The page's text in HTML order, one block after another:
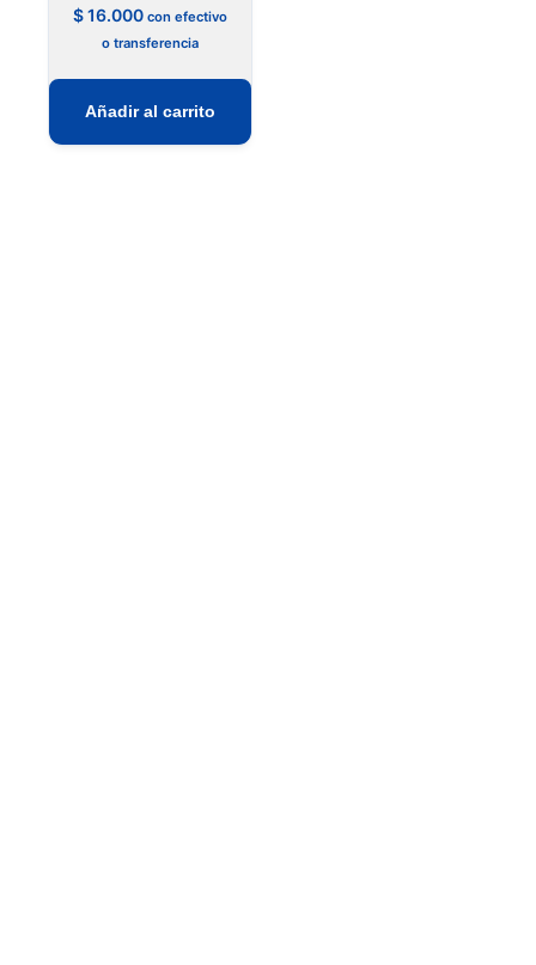
$16.000 con efectivo
o transferencia
Añadir al carrito